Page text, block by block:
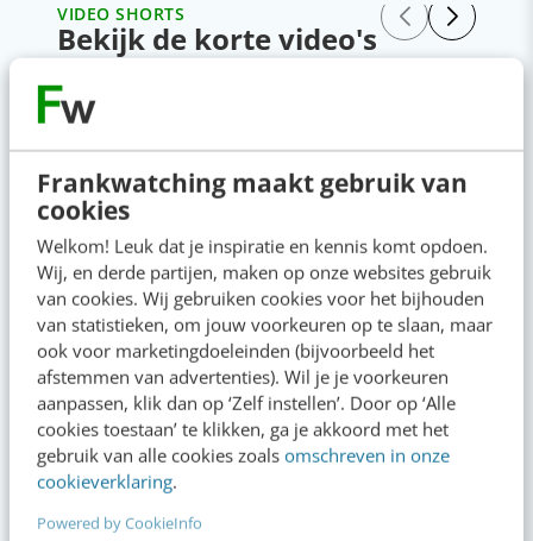
Frankwatching maakt gebruik van
cookies
Welkom! Leuk dat je inspiratie en kennis komt opdoen.
Wij, en derde partijen, maken op onze websites gebruik
van cookies. Wij gebruiken cookies voor het bijhouden
van statistieken, om jouw voorkeuren op te slaan, maar
ook voor marketingdoeleinden (bijvoorbeeld het
afstemmen van advertenties). Wil je je voorkeuren
aanpassen, klik dan op ‘Zelf instellen’. Door op ‘Alle
cookies toestaan’ te klikken, ga je akkoord met het
gebruik van alle cookies zoals omschreven in onze
cookieverklaring.
Powered by CookieInfo
VIDEO SHORTS
Bekijk de korte video's
00:00